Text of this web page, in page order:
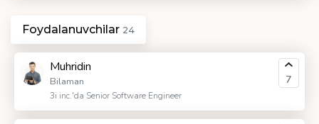
Foydalanuvchilar 24
Muhridin
Bilaman
3i inc.'da Senior Software Engineer
7